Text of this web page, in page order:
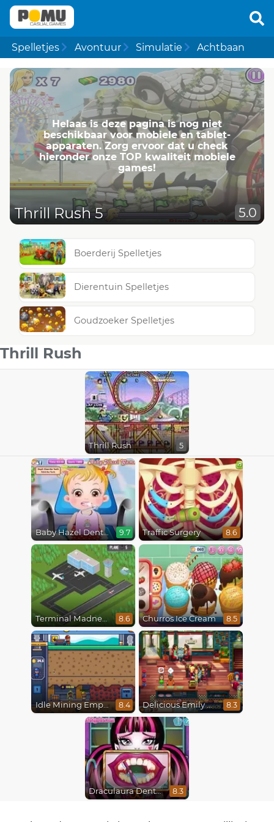
Spelletjes Avontuur Simulatie Achtbaan
Helaas is deze pagina is nog niet
beschikbaar voor mobiele en tablet-
apparaten. Zorg ervoor dat u check
hieronder onze TOP kwaliteit mobiele
games!
Thrill Rush 5 5.0
Boerderij Spelletjes
Dierentuin Spelletjes
Goudzoeker Spelletjes
Thrill Rush
Thrill Rush 5
Baby Hazel Dental Care 9.7 Traffic Surgery 8.6
Terminal Madness 8.6 Churros Ice Cream 8.5
Idle Mining Empire 8.4 Delicious Emily New Beginning 8.3
Draculaura Dentist 8.3